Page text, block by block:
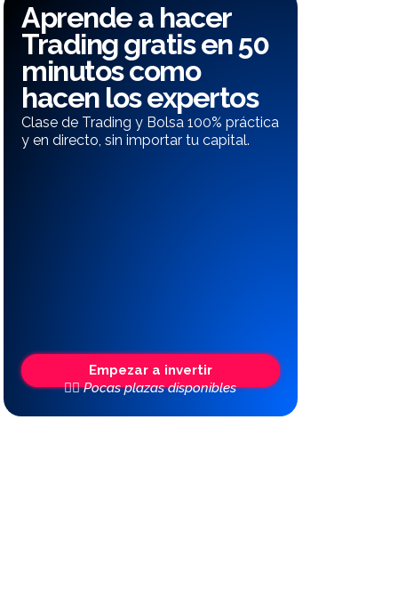
Aprende a hacer
Trading gratis en 50
minutos como
hacen los expertos
Clase de Trading y Bolsa 100% práctica
y en directo, sin importar tu capital.
Empezar a invertir
👆🏼 Pocas plazas disponibles